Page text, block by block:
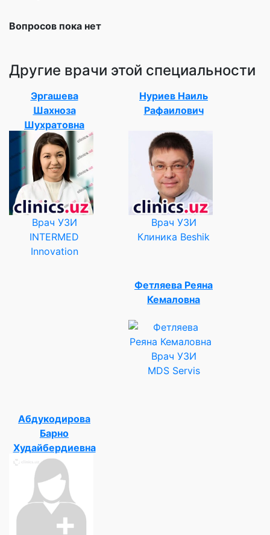
Вопросов пока нет
Другие врачи этой специальности
Эргашева
Шахноза
Шухратовна
Врач УЗИ
INTERMED
Innovation
Нуриев Наиль
Рафаилович
Врач УЗИ
Клиника Beshik
Фетляева Реяна
Кемаловна
Врач УЗИ
MDS Servis
Абдукодирова
Барно
Худайбердиевна